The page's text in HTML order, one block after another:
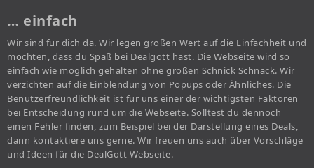
… einfach
Wir sind für dich da. Wir legen großen Wert auf die Einfachheit und
möchten, dass du Spaß bei Dealgott hast. Die Webseite wird so
einfach wie möglich gehalten ohne großen Schnick Schnack. Wir
verzichten auf die Einblendung von Popups oder Ähnliches. Die
Benutzerfreundlichkeit ist für uns einer der wichtigsten Faktoren
bei Entscheidung rund um die Webseite. Solltest du dennoch
einen Fehler finden, zum Beispiel bei der Darstellung eines Deals,
dann kontaktiere uns gerne. Wir freuen uns auch über Vorschläge
und Ideen für die DealGott Webseite.